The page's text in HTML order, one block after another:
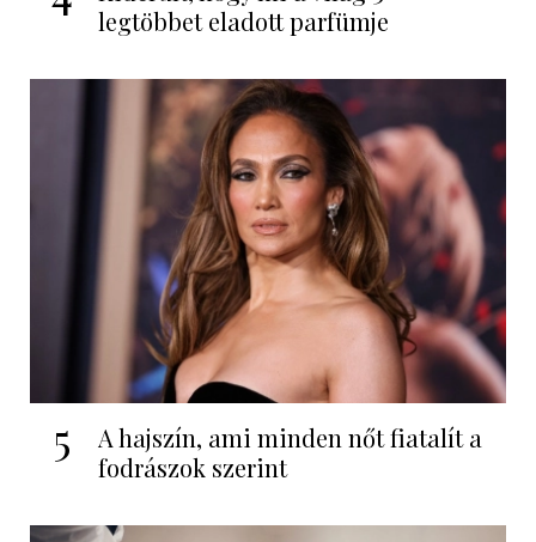
legtöbbet eladott parfümje
5
A hajszín, ami minden nőt fiatalít a
fodrászok szerint